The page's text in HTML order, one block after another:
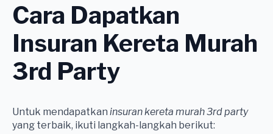
Cara Dapatkan
Insuran Kereta Murah
3rd Party
Untuk mendapatkan insuran kereta murah 3rd party
yang terbaik, ikuti langkah-langkah berikut: